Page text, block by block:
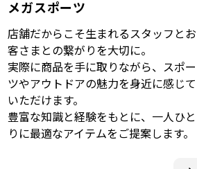
メガスポーツ
店舗だからこそ生まれるスタッフとお
客さまとの繋がりを大切に。
実際に商品を手に取りながら、スポー
ツやアウトドアの魅力を身近に感じて
いただけます。
豊富な知識と経験をもとに、一人ひと
りに最適なアイテムをご提案します。